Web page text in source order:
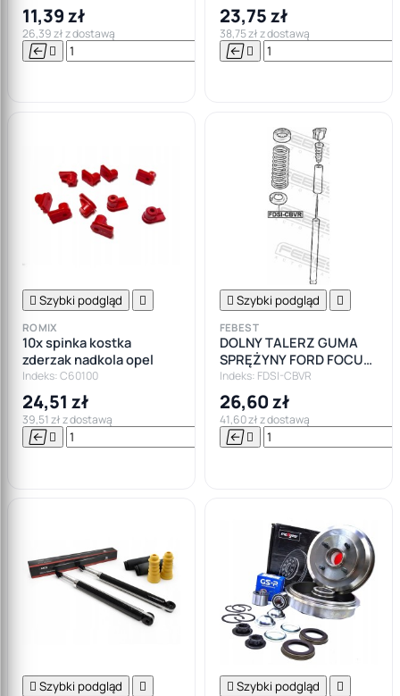
11,39 zł
26,39 zł z dostawą
  

23,75 zł
38,75 zł z dostawą
 
 Szybki podgląd 
ROMIX
10x spinka kostka
zderzak nadkola opel
Indeks: C60100
24,51 zł
39,51 zł z dostawą
  

 Szybki podgląd 
FEBEST
DOLNY TALERZ GUMA
SPRĘŻYNY FORD FOCUS
II III MK2 MK3 C-MAX
KUGA I
Indeks: FDSI-CBVR
26,60 zł
41,60 zł z dostawą
 
 Szybki podgląd   Szybki podgląd 